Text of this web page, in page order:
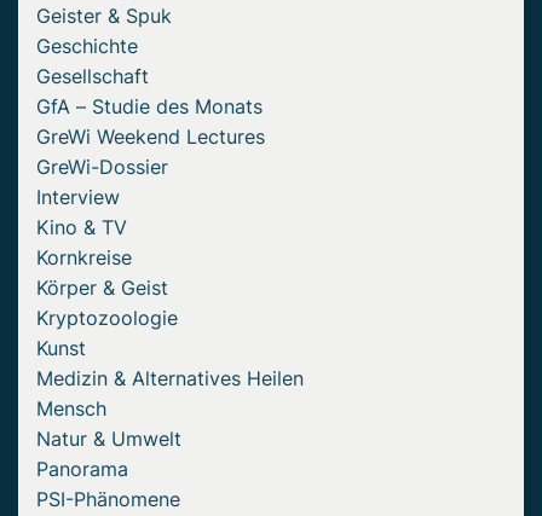
Geister & Spuk
Geschichte
Gesellschaft
GfA – Studie des Monats
GreWi Weekend Lectures
GreWi-Dossier
Interview
Kino & TV
Kornkreise
Körper & Geist
Kryptozoologie
Kunst
Medizin & Alternatives Heilen
Mensch
Natur & Umwelt
Panorama
PSI-Phänomene